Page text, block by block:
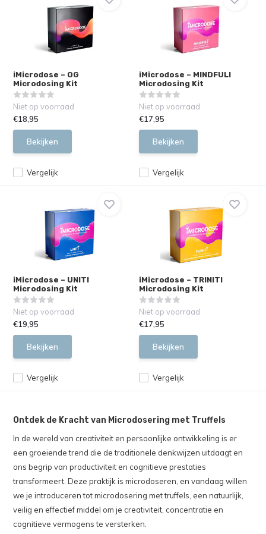
iMicrodose – OG
Microdosing Kit
Vergelijk
Niet op voorraad
€18,95
Bekijken
iMicrodose – MINDFULI
Microdosing Kit
Vergelijk
Niet op voorraad
€17,95
Bekijken
iMicrodose – UNITI
Microdosing Kit
Vergelijk
Niet op voorraad
€19,95
Bekijken
iMicrodose – TRINITI
Microdosing Kit
Vergelijk
Niet op voorraad
€17,95
Bekijken
Ontdek de Kracht van Microdosering met Truffels
In de wereld van creativiteit en persoonlijke ontwikkeling is er
een groeiende trend die de traditionele denkwijzen uitdaagt en
ons begrip van productiviteit en cognitieve prestaties
transformeert. Deze praktijk is microdoseren, en vandaag willen
we je introduceren tot microdosering met truffels, een natuurlijk,
veilig en effectief middel om je creativiteit, concentratie en
cognitieve vermogens te versterken.